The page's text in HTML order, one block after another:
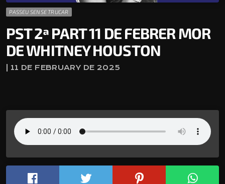
PASSEU SENSE TRUCAR
PST 2ª PART 11 DE FEBRER MOR
DE WHITNEY HOUSTON
| 11 DE FEBRUARY DE 2025